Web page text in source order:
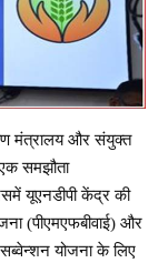
मंत्रालय और संयुक्त
समझौता
यूएनडीपी केंद्र की
(पीएमएफबीवाई) और
योजना के लिए